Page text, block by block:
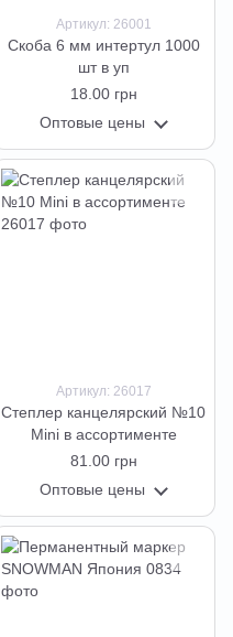
Артикул: 26001
Скоба 6 мм интертул 1000
шт в уп
18.00 грн
Оптовые цены
Артикул: 26017
Степлер канцелярский №10
Mini в ассортименте
81.00 грн
Оптовые цены